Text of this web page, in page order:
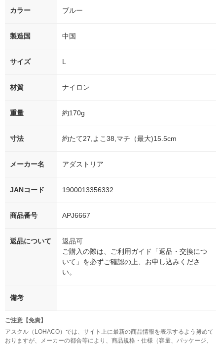
カラー ブルー
製造国 中国
サイズ L
材質 ナイロン
重量 約170g
寸法 約たて27,よこ38,マチ（最大)15.5cm
メーカー名 アダストリア
JANコード 1900013356332
商品番号 APJ6667
返品について
返品可
ご購入の際は、ご利用ガイド「返品・交換につ
いて」を必ずご確認の上、お申し込みくださ
い。
備考
ご注意【免責】
アスクル（LOHACO）では、サイト上に最新の商品情報を表示するよう努めて
おりますが、メーカーの都合等により、商品規格・仕様（容量、パッケージ、